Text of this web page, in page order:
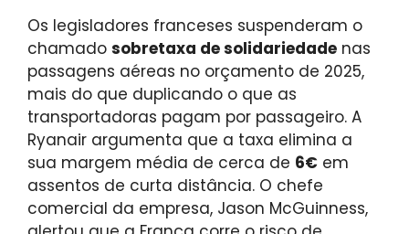
Os legisladores franceses suspenderam o
chamado sobretaxa de solidariedade nas
passagens aéreas no orçamento de 2025,
mais do que duplicando o que as
transportadoras pagam por passageiro. A
Ryanair argumenta que a taxa elimina a
sua margem média de cerca de 6€ em
assentos de curta distância. O chefe
comercial da empresa, Jason McGuinness,